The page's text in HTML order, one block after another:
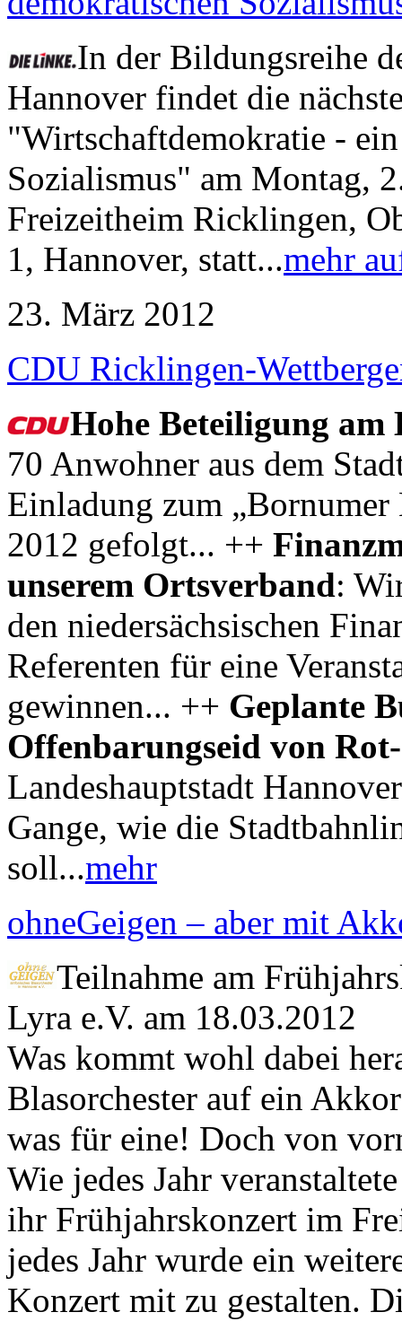
In der Bildungsreihe
Hannover findet die
"Wirtschaftdemokratie -
Sozialismus" am Montag,
Freizeitheim Ricklingen,
1, Hannover, statt...mehr
23. März 2012
CDU Ricklingen-
Hohe Beteiligung
70 Anwohner aus dem
Einladung zum
2012 gefolgt... ++
unserem Ortsverband:
den niedersächsischen
Referenten für eine
gewinnen... ++ Geplante
Offenbarungseid von
Landeshauptstadt
Gange, wie die
soll...mehr
ohneGeigen – aber mit
Teilnahme am
Lyra e.V. am 18.03.2012
Was kommt wohl dabei
Blasorchester auf ein
was für eine! Doch von
Wie jedes Jahr
ihr Frühjahrskonzert im
jedes Jahr wurde ein
Konzert mit zu gestalten.